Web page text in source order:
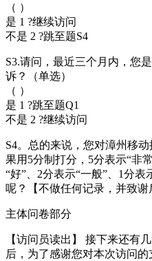
（ ）
是 1 ?继续访问
不是 2 ?跳至题S4
S3.请问，最近三个月内，您
诉？（单选）
（ ）
是 1 ?跳至题Q1
不是 2 ?继续访问
S4。总的来说，您对漳州移
果用5分制打分，5分表示“非
“好”、2分表示“一般”、1分
呢？【不做任何记录，并致谢
主体问卷部分
【访问员读出】 接下来还有
后，为了感谢您对本次访问